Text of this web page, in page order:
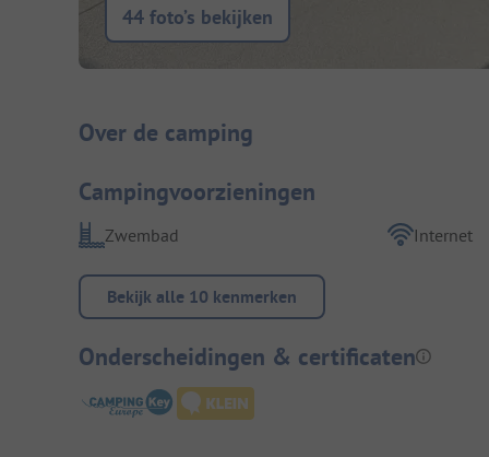
44 foto’s bekijken
Camping introductie
Over de camping
Campingvoorzieningen
Zwembad Internet
Bekijk alle 10 kenmerken
Onderscheidingen & certificaten